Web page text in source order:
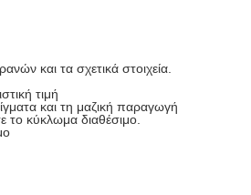
και τα σχετικά στοιχεία.
τιμή
και τη μαζική παραγωγή
το κύκλωμα διαθέσιμο.